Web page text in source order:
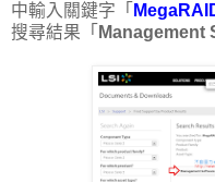
中輸入關鍵字「
搜尋結果「 Management